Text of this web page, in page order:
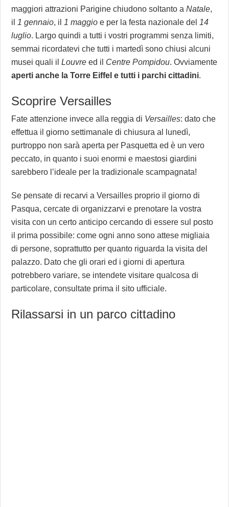
maggiori attrazioni Parigine chiudono soltanto aNatale,
il 1 gennaio, il 1 maggio e per la festa nazionale del 14
luglio. Largo quindi a tutti i vostri programmi senza limiti,
semmai ricordatevi che tutti i martedì sono chiusi alcuni
musei quali ilLouvre ed il Centre Pompidou. Ovviamente
aperti anche la Torre Eiffel e tutti i parchi cittadini.
Scoprire Versailles
Fate attenzione invece alla reggia di Versailles: dato che
effettua il giorno settimanale di chiusura al lunedì,
purtroppo non sarà aperta per Pasquetta ed è un vero
peccato, in quanto i suoi enormi e maestosi giardini
sarebbero l’ideale per la tradizionale scampagnata!
Se pensate di recarvi a Versailles proprio il giorno di
Pasqua, cercate di organizzarvi e prenotare la vostra
visita con un certo anticipo cercando di essere sul posto
il prima possibile: come ogni anno sono attese migliaia
di persone, soprattutto per quanto riguarda la visita del
palazzo. Dato che gli orari ed i giorni di apertura
potrebbero variare, se intendete visitare qualcosa di
particolare, consultate prima il sito ufficiale.
Rilassarsi in un parco cittadino